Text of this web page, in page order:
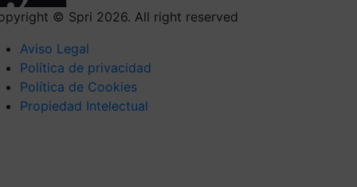
© Spri 2026. All right reserved
Aviso Legal
Política de privacidad
Política de Cookies
Propiedad Intelectual